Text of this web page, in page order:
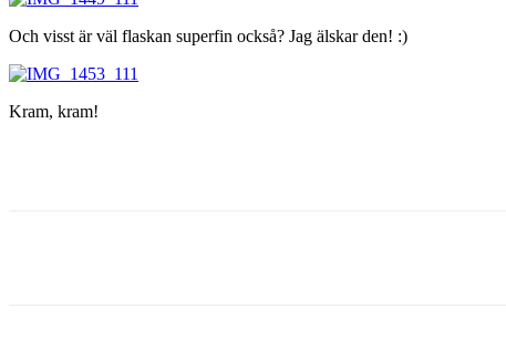
Och visst är väl flaskan superfin också? Jag älskar den! :)
Kram, kram!